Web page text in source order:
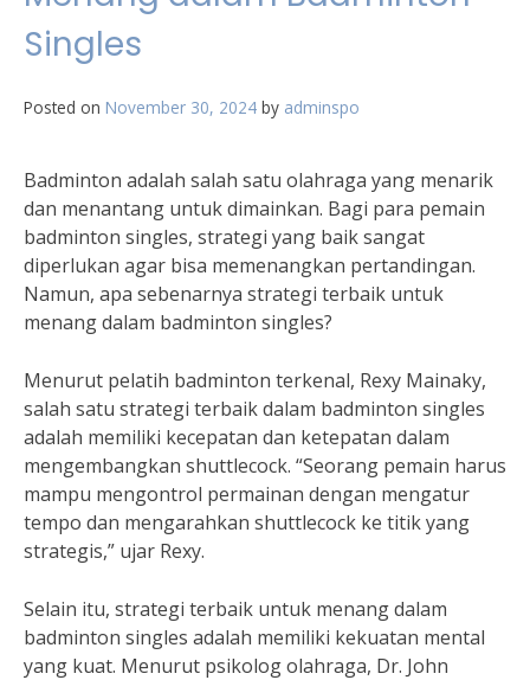
Singles
Posted on November 30, 2024 by adminspo
Badminton adalah salah satu olahraga yang menarik
dan menantang untuk dimainkan. Bagi para pemain
badminton singles, strategi yang baik sangat
diperlukan agar bisa memenangkan pertandingan.
Namun, apa sebenarnya strategi terbaik untuk
menang dalam badminton singles?
Menurut pelatih badminton terkenal, Rexy Mainaky,
salah satu strategi terbaik dalam badminton singles
adalah memiliki kecepatan dan ketepatan dalam
mengembangkan shuttlecock. “Seorang pemain harus
mampu mengontrol permainan dengan mengatur
tempo dan mengarahkan shuttlecock ke titik yang
strategis,” ujar Rexy.
Selain itu, strategi terbaik untuk menang dalam
badminton singles adalah memiliki kekuatan mental
yang kuat. Menurut psikolog olahraga, Dr. John